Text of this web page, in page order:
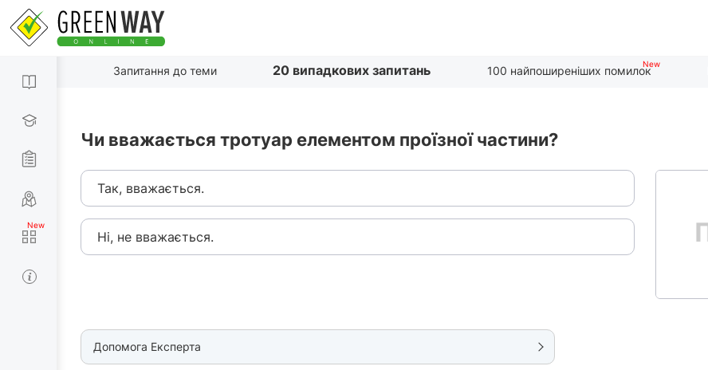
Запитання до теми 20 випадкових запитань 100 найпоширеніших помилок
Чи вважається тротуар елементом проїзної частини?
Так, вважається.
Ні, не вважається.
Допомога Експерта